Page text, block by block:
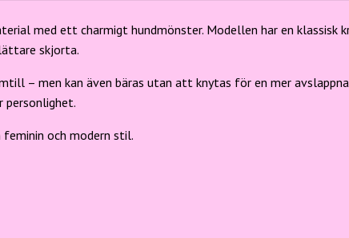
med ett charmigt hundmönster. Modellen har en klassisk
skjorta.
– men kan även bäras utan att knytas för en mer
och modern stil.